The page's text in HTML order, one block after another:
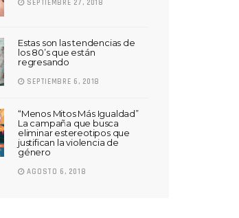
SEPTIEMBRE 27, 2018
Estas son las tendencias de
los 80’s que están
regresando
SEPTIEMBRE 6, 2018
“Menos Mitos Más Igualdad”
La campaña que busca
eliminar estereotipos que
justifican la violencia de
género
AGOSTO 6, 2018